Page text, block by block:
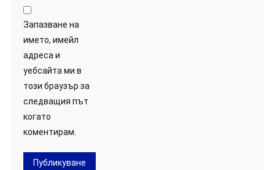
Запазване на
името, имейл
адреса и
уебсайта ми в
този браузър за
следващия път
когато
коментирам.